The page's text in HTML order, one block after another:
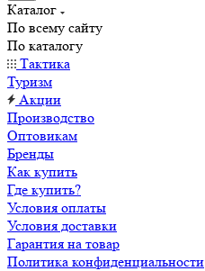
Каталог
По всему сайту
По каталогу
Тактика
Туризм
Акции
Производство
Оптовикам
Бренды
Как купить
Где купить?
Условия оплаты
Условия доставки
Гарантия на товар
Политика конфиденциальности